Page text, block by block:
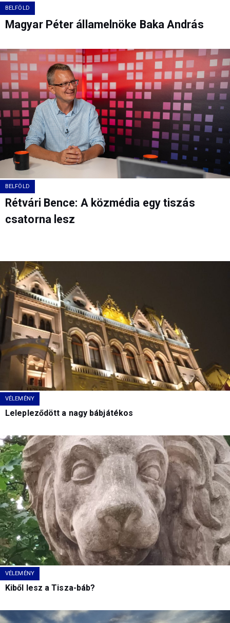
BELFÖLD
Magyar Péter államelnöke Baka András
BELFÖLD
Rétvári Bence: A közmédia egy tiszás
csatorna lesz
VÉLEMÉNY
Lelepleződött a nagy bábjátékos
VÉLEMÉNY
Kiből lesz a Tisza-báb?